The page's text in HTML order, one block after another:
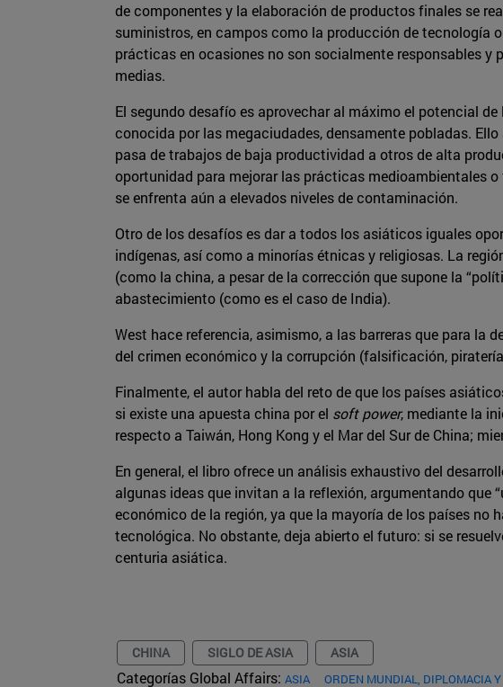
de componentes y la elaboración de productos finales se
suministros, en campos como la producción de tecnología
prácticas en ocasiones no son socialmente responsables y
medias.
El segundo desafío es aprovechar al máximo el potencial
conocida por las megaciudades, densamente pobladas.
pasa de trabajos de baja productividad a otros de alta
oportunidad para mejorar las prácticas medioambientales
se enfrenta aún a elevados niveles de contaminación.
Otro de los desafíos es dar a todos los asiáticos iguales
indígenas, así como a minorías étnicas y religiosas. La
(como la china, a pesar de la corrección que supone la
abastecimiento (como es el caso de India).
West hace referencia, asimismo, a las barreras que para la
del crimen económico y la corrupción (falsificación,
Finalmente, el autor habla del reto de que los países
si existe una apuesta china por el ​ soft power, mediante la
respecto a Taiwán, Hong Kong y el Mar del Sur de China;
En general, el libro ofrece un análisis exhaustivo del
algunas ideas que invitan a la reflexión, argumentando que
económico de la región, ya que la mayoría de los países
tecnológica. No obstante, deja abierto el futuro: si se
centuria asiática.
CHINA SIGLO DE ASIA ASIA
Categorías Global Affairs: ASIA ORDEN MUNDIAL, DIPLOMACIA